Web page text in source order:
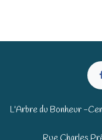
L'Arbre du Bonheur -